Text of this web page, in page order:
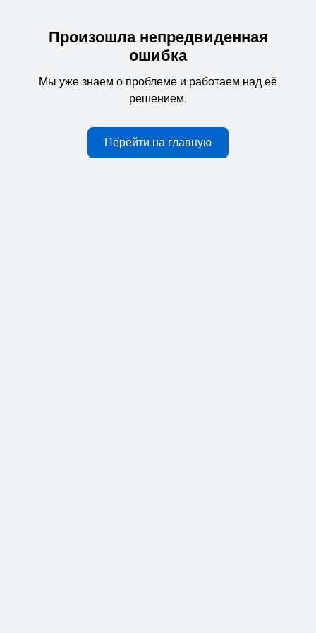
Произошла непредвиденная
ошибка
Мы уже знаем о проблеме и работаем над её
решением.
Перейти на главную